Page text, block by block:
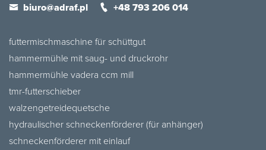
biuro@adraf.pl +48 793 206 014
futtermischmaschine für schüttgut
hammermühle mit saug- und druckrohr
hammermühle vadera ccm mill
tmr-futterschieber
walzengetreidequetsche
hydraulischer schneckenförderer (für anhänger)
schneckenförderer mit einlauf